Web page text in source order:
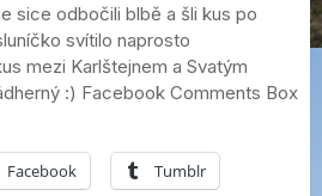
sice odbočili blbě a šli kus po
svítilo naprosto
mezi Karlštejnem a Svatým
:) Facebook Comments Box
Facebook Tumblr